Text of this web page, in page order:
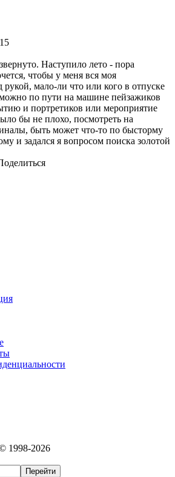
Наступило лето - пора
чтобы у меня вся моя
мало-ли что или кого в отпуске
можно по пути на машине пейзажиков
и портретиков или мероприятие
бы не плохо, посмотреть на
быть может что-то по бысторму
и задался я вопросом поиска золотой
1998-2026